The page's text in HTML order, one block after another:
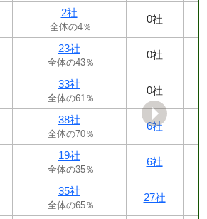
2社
全体の4％
0社
23社
全体の43％
0社
33社
全体の61％
0社
38社
全体の70％
6社
19社
全体の35％
6社
35社
全体の65％
27社